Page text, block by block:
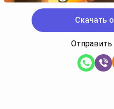
Скачать
Отправить